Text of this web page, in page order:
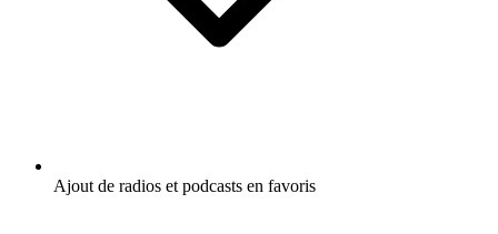
Ajout de radios et podcasts en favoris